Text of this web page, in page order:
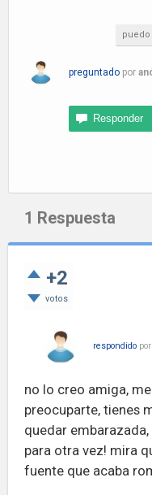
puedo
preguntado por
1 Respuesta
+2
votos
respondido por
no lo creo amiga,
preocuparte, tienes
quedar
para otra vez! mira
fuente que acaba